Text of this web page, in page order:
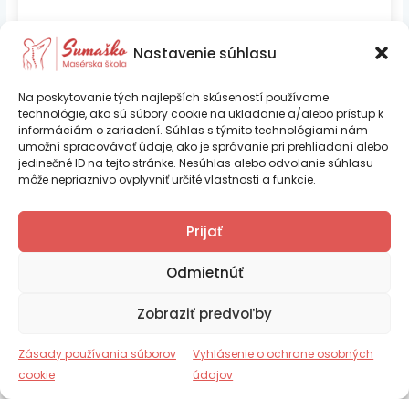
Nastavenie súhlasu
Na poskytovanie tých najlepších skúseností používame
technológie, ako sú súbory cookie na ukladanie a/alebo prístup k
informáciám o zariadení. Súhlas s týmito technológiami nám
umožní spracovávať údaje, ako je správanie pri prehliadaní alebo
jedinečné ID na tejto stránke. Nesúhlas alebo odvolanie súhlasu
môže nepriaznivo ovplyvniť určité vlastnosti a funkcie.
Prijať
Odmietnúť
Zobraziť predvoľby
Zásady používania súborov
cookie
Vyhlásenie o ochrane osobných
údajov
Prihlásiť sa
Copyright © 2026 Sumaško |Tvorba web stránok TOMARCO
Vyhlásenie o ochrane osobných údajov (EU)
Reklamačný poriadok
Ing. Iveta Psocíková – SUMAŠKO je
certifikovaná vzdelávacia inštitúcia podľa
platnej legislatívy SR
Číslo certifikácie RCVI_2025_000270